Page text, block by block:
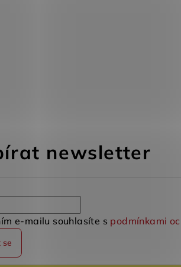
newsletter
e-mailu souhlasíte s podmínkami
se